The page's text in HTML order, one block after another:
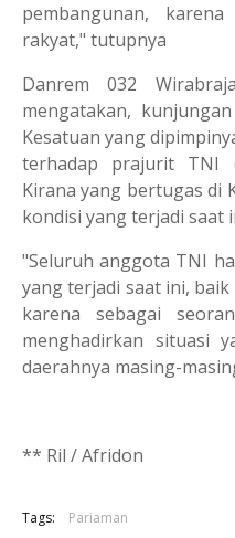
pembangunan,
rakyat," tutupnya
Danrem 032
mengatakan,
Kesatuan yang
terhadap prajurit TNI
Kirana yang bertugas di
kondisi yang terjadi saat
"Seluruh anggota TNI
yang terjadi saat ini,
karena sebagai
menghadirkan situasi
daerahnya masing-
** Ril / Afridon
Tags: Pariaman